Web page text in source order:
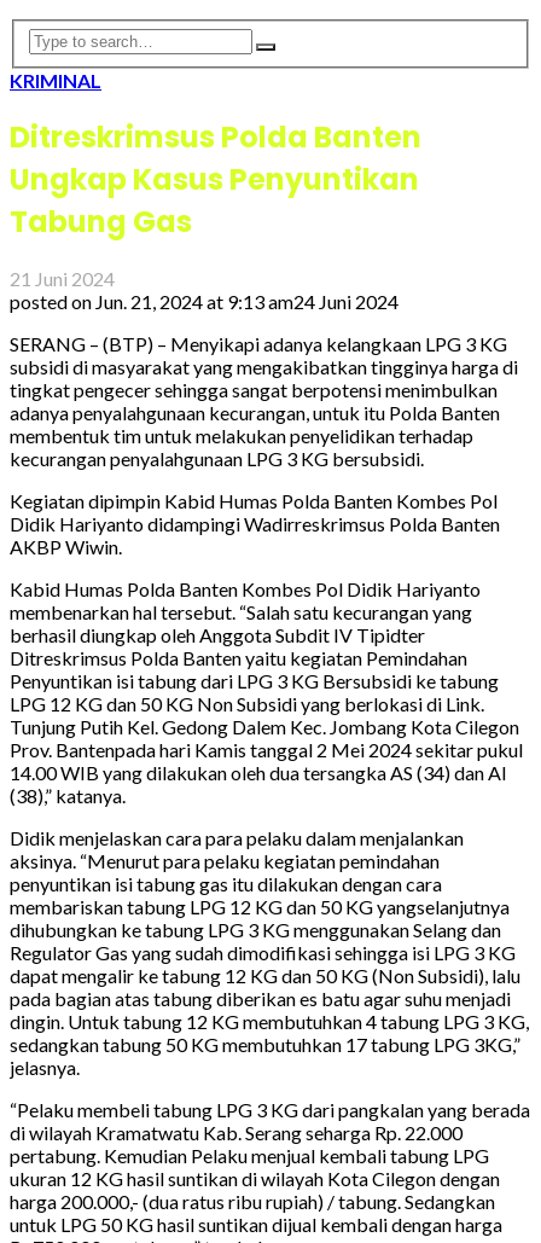
KRIMINAL
Ditreskrimsus Polda Banten
Ungkap Kasus Penyuntikan
Tabung Gas
21 Juni 2024
posted on Jun. 21, 2024 at 9:13 am24 Juni 2024
SERANG – (BTP) – Menyikapi adanya kelangkaan LPG 3 KG
subsidi di masyarakat yang mengakibatkan tingginya harga di
tingkat pengecer sehingga sangat berpotensi menimbulkan
adanya penyalahgunaan kecurangan, untuk itu Polda Banten
membentuk tim untuk melakukan penyelidikan terhadap
kecurangan penyalahgunaan LPG 3 KG bersubsidi.
Kegiatan dipimpin Kabid Humas Polda Banten Kombes Pol
Didik Hariyanto didampingi Wadirreskrimsus Polda Banten
AKBP Wiwin.
Kabid Humas Polda Banten Kombes Pol Didik Hariyanto
membenarkan hal tersebut. “Salah satu kecurangan yang
berhasil diungkap oleh Anggota Subdit IV Tipidter
Ditreskrimsus Polda Banten yaitu kegiatan Pemindahan
Penyuntikan isi tabung dari LPG 3 KG Bersubsidi ke tabung
LPG 12 KG dan 50 KG Non Subsidi yang berlokasi di Link.
Tunjung Putih Kel. Gedong Dalem Kec. Jombang Kota Cilegon
Prov. Bantenpada hari Kamis tanggal 2 Mei 2024 sekitar pukul
14.00 WIB yang dilakukan oleh dua tersangka AS (34) dan AI
(38),” katanya.
Didik menjelaskan cara para pelaku dalam menjalankan
aksinya. “Menurut para pelaku kegiatan pemindahan
penyuntikan isi tabung gas itu dilakukan dengan cara
membariskan tabung LPG 12 KG dan 50 KG yangselanjutnya
dihubungkan ke tabung LPG 3 KG menggunakan Selang dan
Regulator Gas yang sudah dimodifikasi sehingga isi LPG 3 KG
dapat mengalir ke tabung 12 KG dan 50 KG (Non Subsidi), lalu
pada bagian atas tabung diberikan es batu agar suhu menjadi
dingin. Untuk tabung 12 KG membutuhkan 4 tabung LPG 3 KG,
sedangkan tabung 50 KG membutuhkan 17 tabung LPG 3KG,”
jelasnya.
“Pelaku membeli tabung LPG 3 KG dari pangkalan yang berada
di wilayah Kramatwatu Kab. Serang seharga Rp. 22.000
pertabung. Kemudian Pelaku menjual kembali tabung LPG
ukuran 12 KG hasil suntikan di wilayah Kota Cilegon dengan
harga 200.000,- (dua ratus ribu rupiah) / tabung. Sedangkan
untuk LPG 50 KG hasil suntikan dijual kembali dengan harga